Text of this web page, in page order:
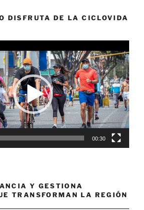
DISFRUTA DE LA CICLOVIDA
00:30
Y GESTIONA
TRANSFORMAN LA REGIÓN